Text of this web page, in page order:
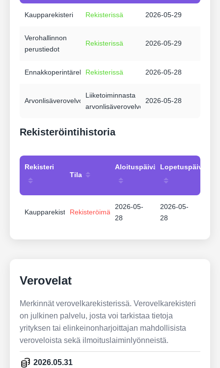
Kaupparekisteri Rekisterissä 2026-05-29
Verohallinnon
perustiedot
Rekisterissä 2026-05-29
EnnakkoperintärekisteriRekisterissä 2026-05-28
Arvonlisäverovelvollisuus
Liiketoiminnasta
arvonlisäverovelvollinen
2026-05-28
Rekisteröintihistoria
Rekisteri
Tila
Aloituspäivämäärä
KaupparekisteriRekisteröimätön
2026-05-
28
2026-05-
28
Verovelat
Merkinnät verovelkarekisterissä. Verovelkarekisteri
on julkinen palvelu, josta voi tarkistaa tietoja
yrityksen tai elinkeinonharjoittajan mahdollisista
veroveloista sekä ilmoituslaiminlyönneistä.
2026.05.31